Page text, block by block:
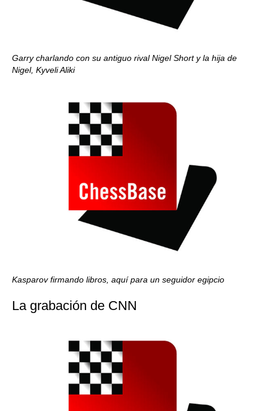
Garry charlando con su antiguo rival Nigel Short y la hija de
Nigel, Kyveli Aliki
Kasparov firmando libros, aquí para un seguidor egipcio
La grabación de CNN